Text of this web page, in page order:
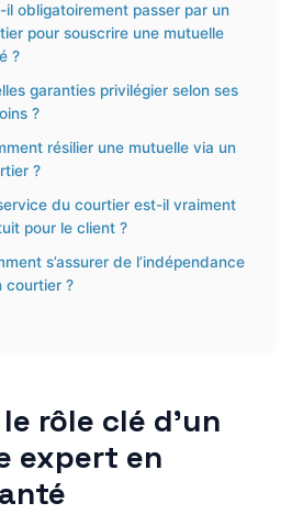
il obligatoirement passer par un
pour souscrire une mutuelle
?
garanties privilégier selon ses
?
résilier une mutuelle via un
?
du courtier est-il vraiment
pour le client ?
s’assurer de l’indépendance
courtier ?
rôle clé d’un
expert en